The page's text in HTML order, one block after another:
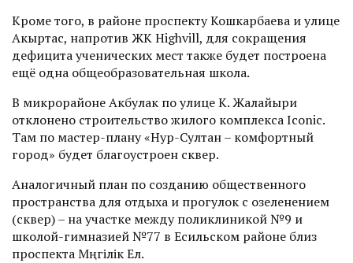
Кроме того, в районе проспекту Кошкарбаева и улице
Акыртас, напротив ЖК Highvill, для сокращения
дефицита ученических мест также будет построена
ещё одна общеобразовательная школа.
В микрорайоне Акбулак по улице К. Жалайыри
отклонено строительство жилого комплекса Iconic.
Там по мастер-плану «Нур-Султан – комфортный
город» будет благоустроен сквер.
Аналогичный план по созданию общественного
пространства для отдыха и прогулок с озеленением
(сквер) – на участке между поликлиникой №9 и
школой-гимназией №77 в Есильском районе близ
проспекта Мәңгілік Ел.